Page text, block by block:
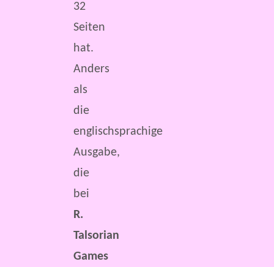
32
Seiten
hat.
Anders
als
die
englischsprachige
Ausgabe,
die
bei
R.
Talsorian
Games